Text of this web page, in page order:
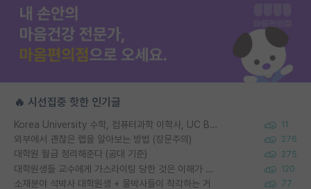
🔥 시선집중 핫한 인기글
Korea University 수학, 컴퓨터과학 이학사, UC Berkeley 산업공학 대학원 공학박사가 되는 것은 쉽지 않겠죠? 11
외부에서 괜찮은 랩을 알아보는 방법 (장문주의) 276
대학원 월급 정리해준다 (공대 기준) 275
대학원생들 교수에게 가스라이팅 당한 것은 이해가 갑니다. 안타깝네요. 120
소재분야 석박사 대학원생 + 물박사들이 착각하는 거 77